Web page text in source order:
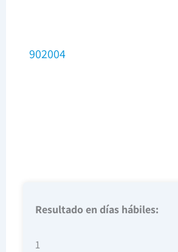
902004
Resultado en días hábiles:
1